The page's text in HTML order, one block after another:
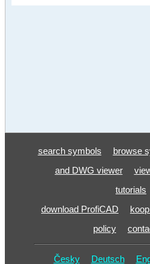
search symbols browse
and DWG viewer
tutorials
download ProfiCAD
policy
Česky Deutsch